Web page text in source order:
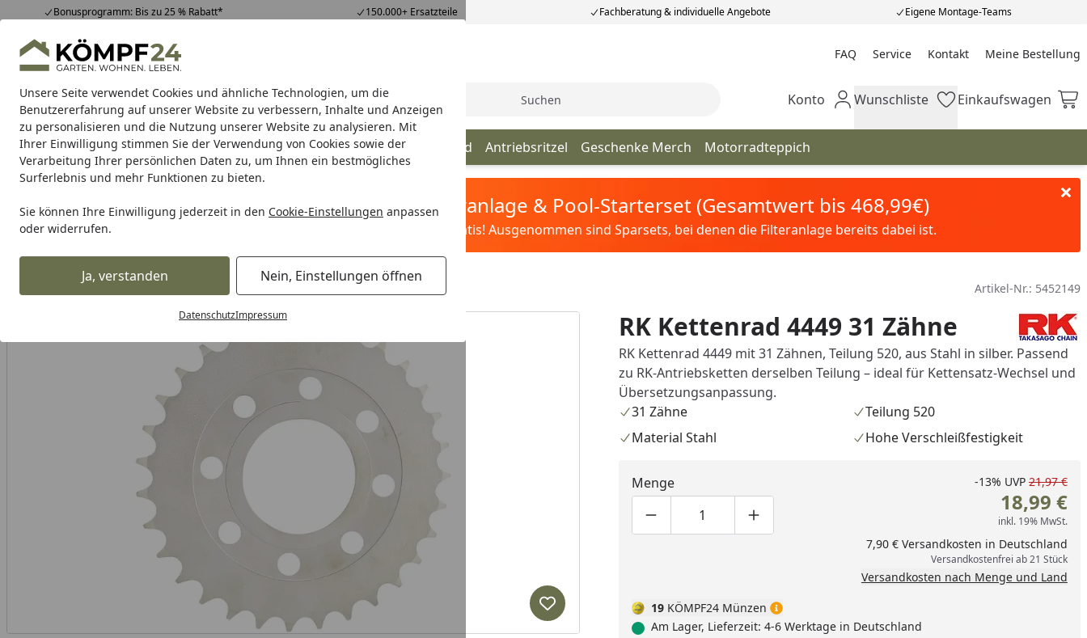
Unsere Seite verwendet Cookies und ähnliche Technologien, um die
Benutzererfahrung auf unserer Website zu verbessern, Inhalte und Anzeigen
zu personalisieren und die Nutzung unserer Website zu analysieren. Mit
Ihrer Einwilligung stimmen Sie der Verwendung von Cookies sowie der
Verarbeitung Ihrer persönlichen Daten zu, um Ihnen ein bestmögliches
Surferlebnis und mehr Funktionen zu bieten.
Sie können Ihre Einwilligung jederzeit in den Cookie-Einstellungen anpassen
oder widerrufen.
Ja, verstanden Nein, Einstellungen öffnen
DatenschutzImpressum
Bonusprogramm: Bis zu 25 % Rabatt* 150.000+ Ersatzteile Fachberatung & individuelle Angebote Eigene Montage-Teams
Hotline07051 / 9 22 22
Mo-Fr. 8-16 Uhr 25.948 Bewertungen FAQ Service Kontakt Meine Bestellung
Meine Bestellung
Alle Produkte
Alle ProdukteHighlights Tipps & Tricks Suche Mein Konto
Konto Wunschliste
Wunschliste Einkaufswagen
Einkaufswagen
RK Motorradkette Kettenschlösser Kettensatz Kette Kettenrad Antriebsritzel Geschenke Merch Motorradteppich
Karibu Pools inkl. gratis Sandfilteranlage & Pool-Starterset (Gesamtwert bis 468,99€)
Dein Traumpool im Sorglos-Paket: Filter&Pflege gratis! Ausgenommen sind Sparsets, bei denen die Filteranlage bereits dabei ist.
Rk Kettenrad RK Kettenrad 4449 31 Zähne Artikel-Nr.: 5452149
Produkt zur Wunschliste hinzufügen
RK Kettenrad 4449 31 Zähne
RK Kettenrad 4449 mit 31 Zähnen, Teilung 520, aus Stahl in silber. Passend
zu RK-Antriebsketten derselben Teilung – ideal für Kettensatz-Wechsel und
Übersetzungsanpassung.
31 Zähne
Teilung 520
Material Stahl
Hohe Verschleißfestigkeit
Menge
Produktmenge um eins verringern
Produktmenge manuell eingeben
Produktmenge um eins erhöhen
-13% UVP 21,97 €
18,99 €
inkl. 19% MwSt.
7,90 € Versandkosten in Deutschland
Versandkostenfrei ab 21 Stück
Versandkosten nach Menge und Land
19 KÖMPF24 Münzen
Am Lager, Lieferzeit: 4-6 Werktage in Deutschland